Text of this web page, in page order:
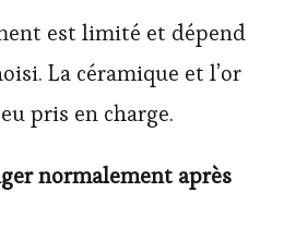
est limité et dépend
La céramique et l’or
pris en charge.
normalement après